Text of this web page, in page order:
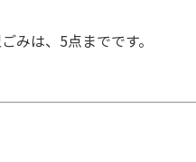
みは、5点までです。